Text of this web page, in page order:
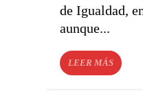
de Igualdad,
aunque...
LEER MÁS